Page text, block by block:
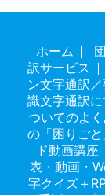
ホーム
訳サービス
ン文字通訳
識文字通訳に
ついてのよく
の「困りごと
ド動画講座
表・動画・
字クイズ＋